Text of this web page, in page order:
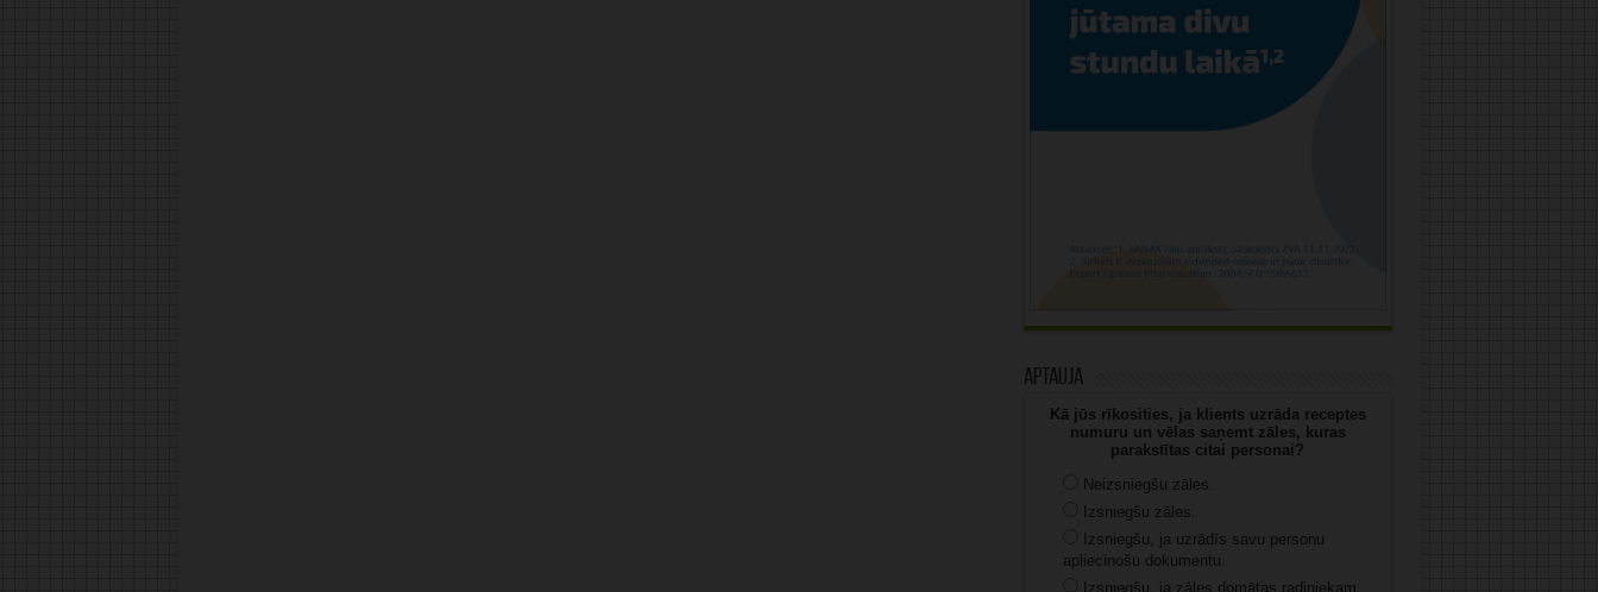
Aptauja
Kā jūs rīkosities, ja klients uzrāda receptes
numuru un vēlas saņemt zāles, kuras
parakstītas citai personai?
Neizsniegšu zāles.
Izsniegšu zāles.
Izsniegšu, ja uzrādīs savu personu
apliecinošu dokumentu.
Izsniegšu, ja zāles domātas radiniekam.